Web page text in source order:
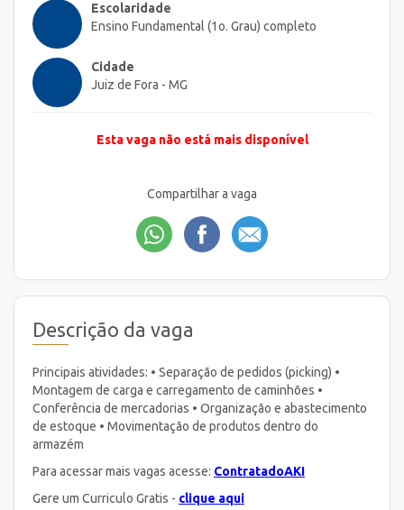
Escolaridade
Ensino Fundamental (1o. Grau) completo
Cidade
Juiz de Fora - MG
Esta vaga não está mais disponível
Compartilhar a vaga
Descrição da vaga
Principais atividades: • Separação de pedidos (picking) •
Montagem de carga e carregamento de caminhões •
Conferência de mercadorias • Organização e abastecimento
de estoque • Movimentação de produtos dentro do
armazém
Para acessar mais vagas acesse: ContratadoAKI
Gere um Curriculo Gratis - clique aqui